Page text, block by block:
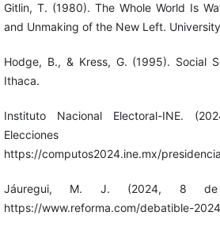
Gitlin, T. (1980). The Whole World Is
and Unmaking of the New Left.
Hodge, B., & Kress, G. (1995). Social
Ithaca.
Instituto Nacional Electoral-INE.
Elecciones
https://computos2024.ine.mx/
Jáuregui, M. J. (2024, 8 de
https://www.reforma.com/debatible-